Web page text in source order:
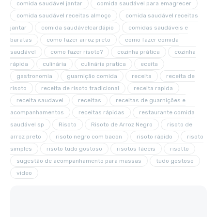
comida saudável jantar
comida saudável para emagrecer
comida saudável receitas almoço
comida saudável receitas
jantar
comida saudávelcardápio
comidas saudáveis e
baratas
como fazer arroz preto
como fazer comida
saudável
como fazer risoto? cozinha prática
cozinha
rápida
culinária culinária pratica
eceita
gastronomia
guarnição comida receita
receita de
risoto
receita de risoto tradicional
receita rapida
receita saudavel
receitas
receitas de guarnições e
acompanhamentos
receitas rápidas
restaurante comida
saudável sp
Risoto Risoto de Arroz Negro
risoto de
arroz preto
risoto negro com bacon risoto rápido
risoto
simples
risoto tudo gostoso risotos fáceis
risotto
sugestão de acompanhamento para massas
tudo gostoso
video